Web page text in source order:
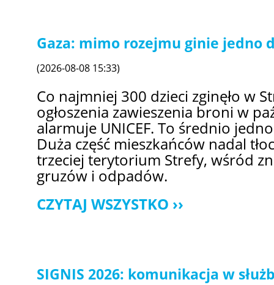
Gaza: mimo rozejmu ginie jedno
(2026-08-08 15:33)
Co najmniej 300 dzieci zginęło w
ogłoszenia zawieszenia broni w
alarmuje UNICEF. To średnio
Duża część mieszkańców nadal
trzeciej terytorium Strefy, wśród
gruzów i odpadów.
CZYTAJ WSZYSTKO
SIGNIS 2026: komunikacja w